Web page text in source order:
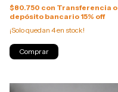
$80.750 con Transferencia o
depósito bancario 15% off
¡Solo quedan 4en stock!
Comprar